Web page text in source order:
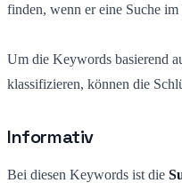
finden, wenn er eine Suche
Um die Keywords basierend
klassifizieren, können die
Informativ
Bei diesen Keywords ist die